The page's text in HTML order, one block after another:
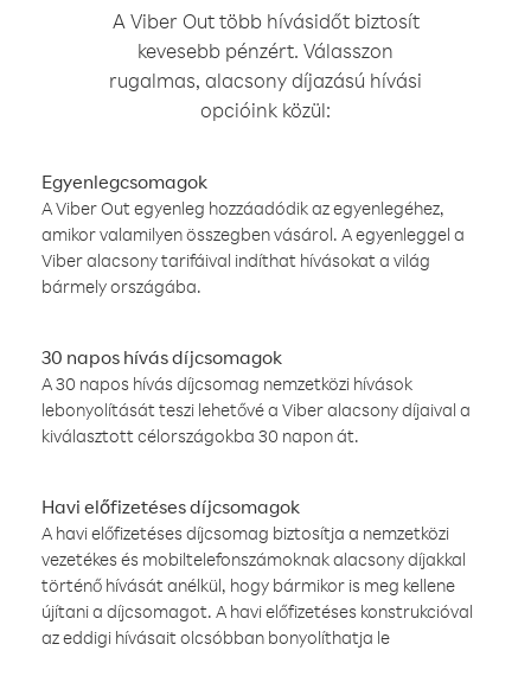
A Viber Out több hívásidőt biztosít
kevesebb pénzért. Válasszon
rugalmas, alacsony díjazású hívási
opcióink közül:
Egyenlegcsomagok
A Viber Out egyenleg hozzáadódik az egyenlegéhez,
amikor valamilyen összegben vásárol. A egyenleggel a
Viber alacsony tarifáival indíthat hívásokat a világ
bármely országába.
30 napos hívás díjcsomagok
A 30 napos hívás díjcsomag nemzetközi hívások
lebonyolítását teszi lehetővé a Viber alacsony díjaival a
kiválasztott célországokba 30 napon át.
Havi előfizetéses díjcsomagok
A havi előfizetéses díjcsomag biztosítja a nemzetközi
vezetékes és mobiltelefonszámoknak alacsony díjakkal
történő hívását anélkül, hogy bármikor is meg kellene
újítani a díjcsomagot. A havi előfizetéses konstrukcióval
az eddigi hívásait olcsóbban bonyolíthatja le